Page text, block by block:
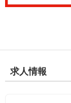
求人情報